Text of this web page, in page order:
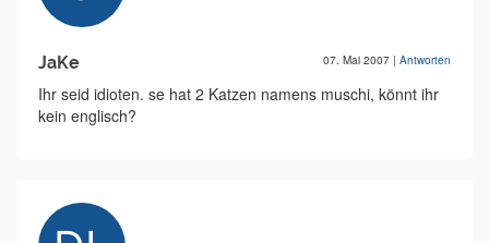
JaKe 07. Mai 2007 | Antworten
Ihr seid idioten. se hat 2 Katzen namens muschi, könnt ihr
kein englisch?